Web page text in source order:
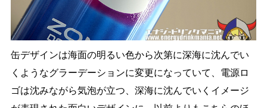
缶デザインは海面の明るい色から次第に深海に沈んでい
くようなグラーデーションに変更になっていて、電源ロ
ゴは沈みながら気泡が立つ、深海に沈んでいくイメージ